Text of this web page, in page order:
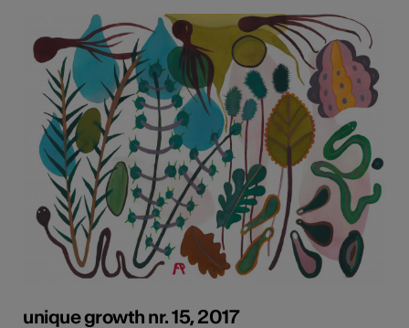
unique growth nr. 15, 2017